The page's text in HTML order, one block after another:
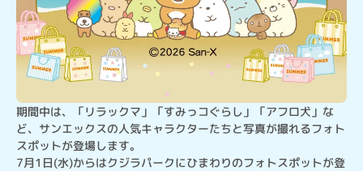
期間中は、「リラックマ」「すみっコぐらし」「アフロ犬」な
ど、サンエックスの人気キャラクターたちと写真が撮れるフォト
スポットが登場します。
7月1日(水)からはクジラパークにひまわりのフォトスポットが登